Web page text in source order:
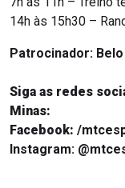
14h às 15h30 –
Patrocinador:
Siga as redes
Minas:
Facebook: /
Instagram: